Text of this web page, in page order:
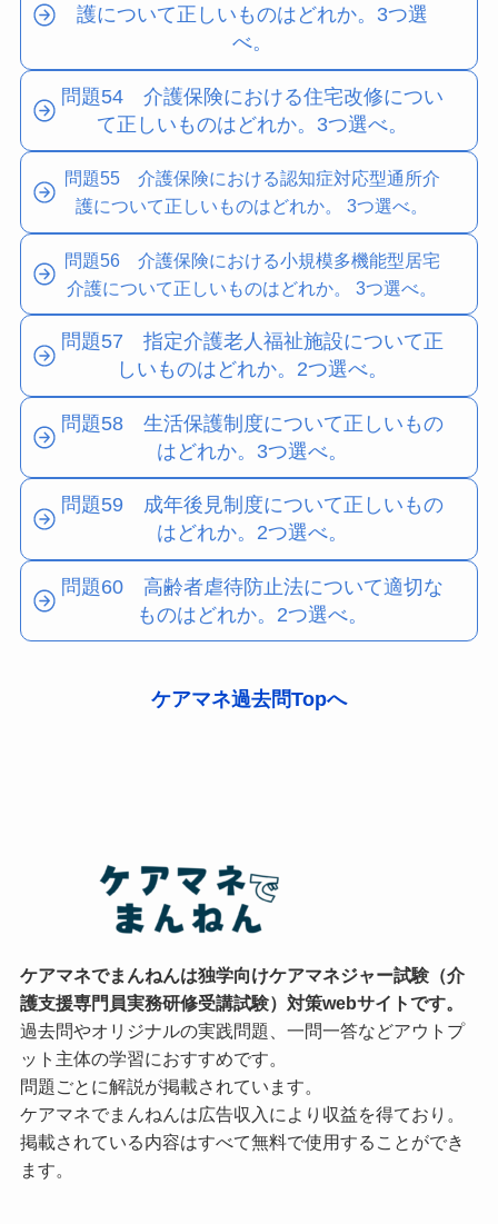
護について正しいものはどれか。3つ選
べ。
問題54 介護保険における住宅改修につい
て正しいものはどれか。3つ選べ。
問題55 介護保険における認知症対応型通所介
護について正しいものはどれか。 3つ選べ。
問題56 介護保険における小規模多機能型居宅
介護について正しいものはどれか。 3つ選べ。
問題57 指定介護老人福祉施設について正
しいものはどれか。2つ選べ。
問題58 生活保護制度について正しいもの
はどれか。3つ選べ。
問題59 成年後見制度について正しいもの
はどれか。2つ選べ。
問題60 高齢者虐待防止法について適切な
ものはどれか。2つ選べ。
ケアマネ過去問Topへ
ケアマネでまんねんは独学向けケアマネジャー試験（介
護支援専門員実務研修受講試験）対策webサイトです。
過去問やオリジナルの実践問題、一問一答などアウトプ
ット主体の学習におすすめです。
問題ごとに解説が掲載されています。
ケアマネでまんねんは広告収入により収益を得ており。
掲載されている内容はすべて無料で使用することができ
ます。